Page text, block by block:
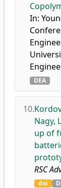
In:
DEA
10.
Nagy,
up of
RSC
doi